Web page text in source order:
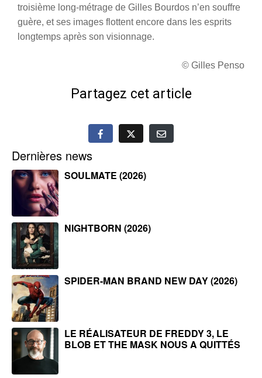
troisième long-métrage de Gilles Bourdos n’en souffre
guère, et ses images flottent encore dans les esprits
longtemps après son visionnage.
© Gilles Penso
Partagez cet article
Dernières news
SOULMATE (2026)
NIGHTBORN (2026)
SPIDER-MAN BRAND NEW DAY (2026)
LE RÉALISATEUR DE FREDDY 3, LE
BLOB ET THE MASK NOUS A QUITTÉS